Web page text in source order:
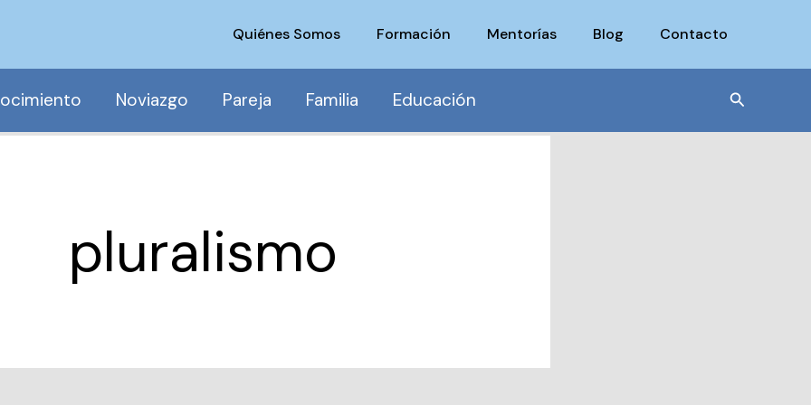
Quiénes Somos Formación Mentorías Blog Contacto
Noviazgo Pareja Familia Educación Buscar
pluralismo